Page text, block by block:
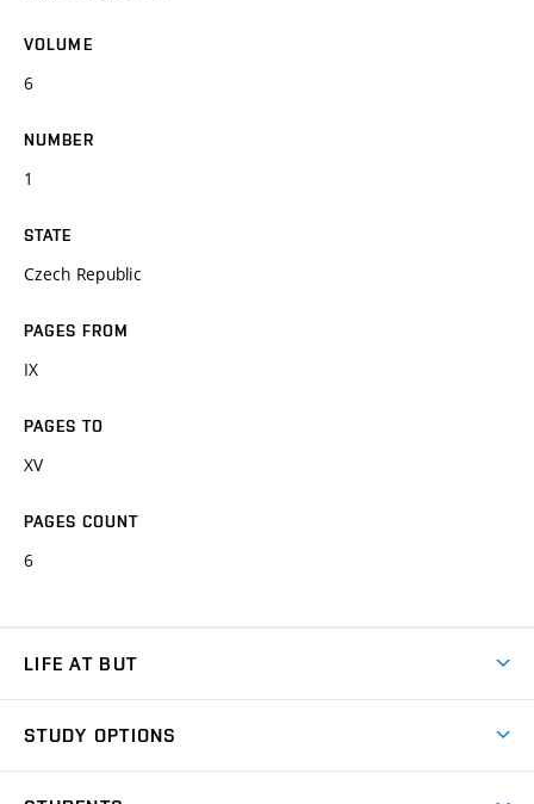
VOLUME
6
NUMBER
1
STATE
Czech Republic
PAGES FROM
IX
PAGES TO
XV
PAGES COUNT
6
LIFE AT BUT
Dormitories
STUDY OPTIONS